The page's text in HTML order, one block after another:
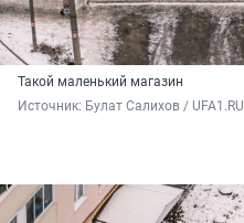
Такой маленький магазин
Источник: Булат Салихов / UFA1.RU